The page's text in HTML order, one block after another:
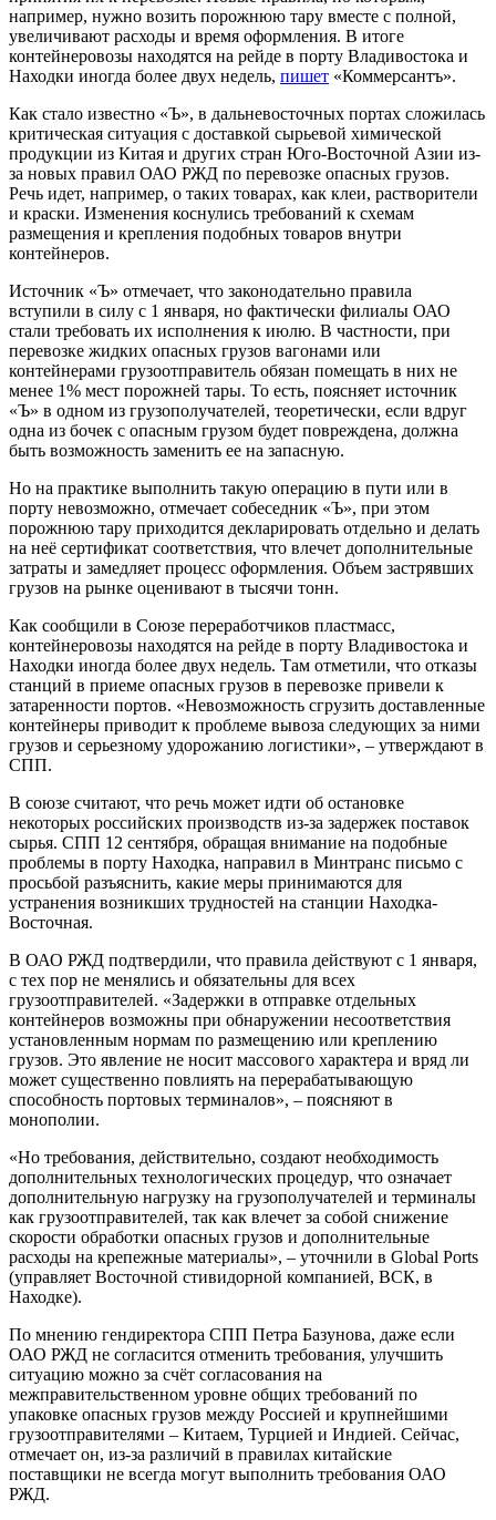
например, нужно возить порожнюю тару вместе с полной,
увеличивают расходы и время оформления. В итоге
контейнеровозы находятся на рейде в порту Владивостока и
Находки иногда более двух недель, пишет «Коммерсантъ».
Как стало известно «Ъ», в дальневосточных портах сложилась
критическая ситуация с доставкой сырьевой химической
продукции из Китая и других стран Юго-Восточной Азии из-
за новых правил ОАО РЖД по перевозке опасных грузов.
Речь идет, например, о таких товарах, как клеи, растворители
и краски. Изменения коснулись требований к схемам
размещения и крепления подобных товаров внутри
контейнеров.
Источник «Ъ» отмечает, что законодательно правила
вступили в силу с 1 января, но фактически филиалы ОАО
стали требовать их исполнения к июлю. В частности, при
перевозке жидких опасных грузов вагонами или
контейнерами грузоотправитель обязан помещать в них не
менее 1% мест порожней тары. То есть, поясняет источник
«Ъ» в одном из грузополучателей, теоретически, если вдруг
одна из бочек с опасным грузом будет повреждена, должна
быть возможность заменить ее на запасную.
Но на практике выполнить такую операцию в пути или в
порту невозможно, отмечает собеседник «Ъ», при этом
порожнюю тару приходится декларировать отдельно и делать
на неё сертификат соответствия, что влечет дополнительные
затраты и замедляет процесс оформления. Объем застрявших
грузов на рынке оценивают в тысячи тонн.
Как сообщили в Союзе переработчиков пластмасс,
контейнеровозы находятся на рейде в порту Владивостока и
Находки иногда более двух недель. Там отметили, что отказы
станций в приеме опасных грузов в перевозке привели к
затаренности портов. «Невозможность сгрузить доставленные
контейнеры приводит к проблеме вывоза следующих за ними
грузов и серьезному удорожанию логистики», – утверждают в
СПП.
В союзе считают, что речь может идти об остановке
некоторых российских производств из-за задержек поставок
сырья. СПП 12 сентября, обращая внимание на подобные
проблемы в порту Находка, направил в Минтранс письмо с
просьбой разъяснить, какие меры принимаются для
устранения возникших трудностей на станции Находка-
Восточная.
В ОАО РЖД подтвердили, что правила действуют с 1 января,
с тех пор не менялись и обязательны для всех
грузоотправителей. «Задержки в отправке отдельных
контейнеров возможны при обнаружении несоответствия
установленным нормам по размещению или креплению
грузов. Это явление не носит массового характера и вряд ли
может существенно повлиять на перерабатывающую
способность портовых терминалов», – поясняют в
монополии.
«Но требования, действительно, создают необходимость
дополнительных технологических процедур, что означает
дополнительную нагрузку на грузополучателей и терминалы
как грузоотправителей, так как влечет за собой снижение
скорости обработки опасных грузов и дополнительные
расходы на крепежные материалы», – уточнили в Global Ports
(управляет Восточной стивидорной компанией, ВСК, в
Находке).
По мнению гендиректора СПП Петра Базунова, даже если
ОАО РЖД не согласится отменить требования, улучшить
ситуацию можно за счёт согласования на
межправительственном уровне общих требований по
упаковке опасных грузов между Россией и крупнейшими
грузоотправителями – Китаем, Турцией и Индией. Сейчас,
отмечает он, из-за различий в правилах китайские
поставщики не всегда могут выполнить требования ОАО
РЖД.